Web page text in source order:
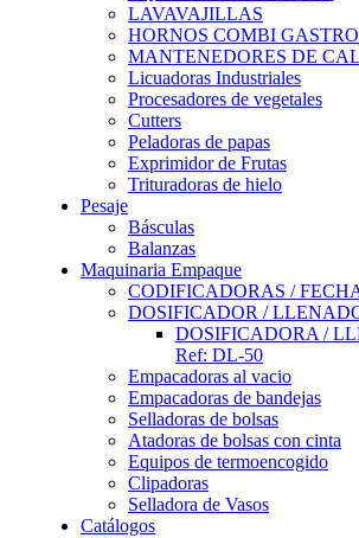
LAVAVAJILLAS
HORNOS COMBI
MANTENEDORES DE
Licuadoras Industriales
Procesadores de vegetales
Cutters
Peladoras de papas
Exprimidor de Frutas
Trituradoras de hielo
Pesaje
Básculas
Balanzas
Maquinaria Empaque
CODIFICADORAS /
DOSIFICADOR /
DOSIFICADORA /
Ref: DL-50
Empacadoras al vacio
Empacadoras de bandejas
Selladoras de bolsas
Atadoras de bolsas con cinta
Equipos de termoencogido
Clipadoras
Selladora de Vasos
Catálogos